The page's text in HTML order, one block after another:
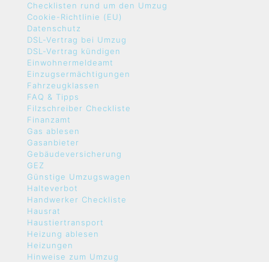
Checklisten rund um den Umzug
Cookie-Richtlinie (EU)
Datenschutz
DSL-Vertrag bei Umzug
DSL-Vertrag kündigen
Einwohnermeldeamt
Einzugsermächtigungen
Fahrzeugklassen
FAQ & Tipps
Filzschreiber Checkliste
Finanzamt
Gas ablesen
Gasanbieter
Gebäudeversicherung
GEZ
Günstige Umzugswagen
Halteverbot
Handwerker Checkliste
Hausrat
Haustiertransport
Heizung ablesen
Heizungen
Hinweise zum Umzug